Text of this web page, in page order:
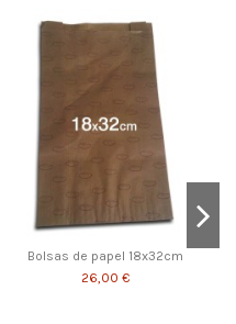
Bolsas de papel 18x32cm
26,00 €